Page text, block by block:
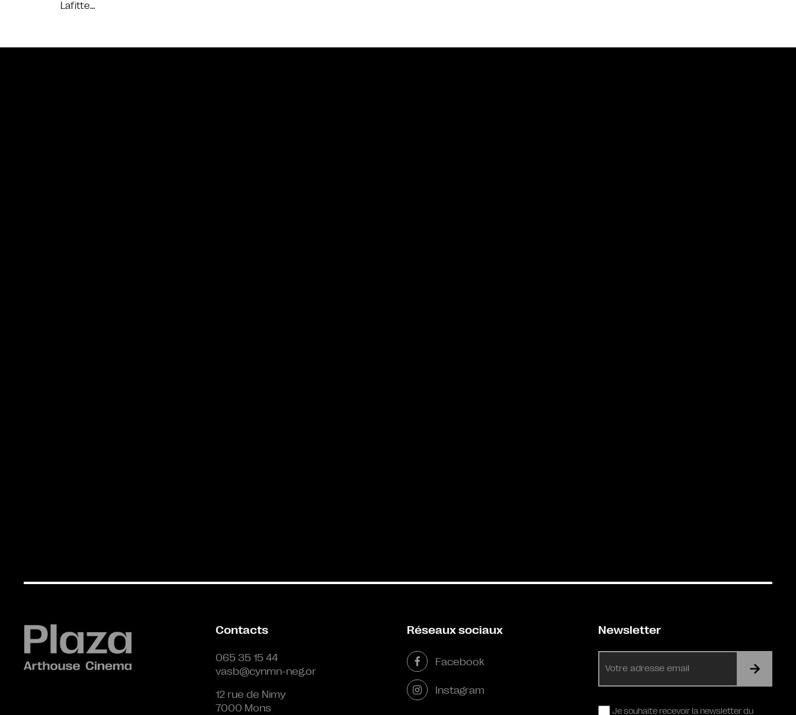
Lafitte…
Contacts
065 35 15 44
vasb@cynmn-neg.or
12 rue de Nimy
7000 Mons
Réseaux sociaux
Facebook
Instagram
Newsletter
mail
RGPDJe souhaite recevoir la newsletter du